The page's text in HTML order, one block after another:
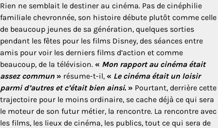
Rien ne semblait le destiner au cinéma. Pas de cinéphilie
familiale chevronnée, son histoire débute plutôt comme celle
de beaucoup jeunes de sa génération, quelques sorties
pendant les fêtes pour les films Disney, des séances entre
amis pour voir les derniers films d’action et comme
beaucoup, de la télévision. « Mon rapport au cinéma était
assez commun » résume-t-il, « Le cinéma était un loisir
parmi d’autres et c’était bien ainsi. » Pourtant, derrière cette
trajectoire pour le moins ordinaire, se cache déjà ce qui sera
le moteur de son futur métier, la rencontre. La rencontre avec
les films, les lieux de cinéma, les publics, tout ce qui sera de